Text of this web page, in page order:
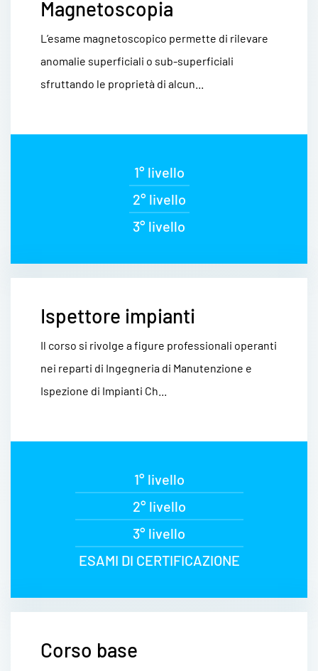
Magnetoscopia
L’esame magnetoscopico permette di rilevare
anomalie superficiali o sub-superficiali
sfruttando le proprietà di alcun...
1° livello
2° livello
3° livello
Ispettore impianti
Il corso si rivolge a figure professionali operanti
nei reparti di Ingegneria di Manutenzione e
Ispezione di Impianti Ch...
1° livello
2° livello
3° livello
ESAMI DI CERTIFICAZIONE
Corso base